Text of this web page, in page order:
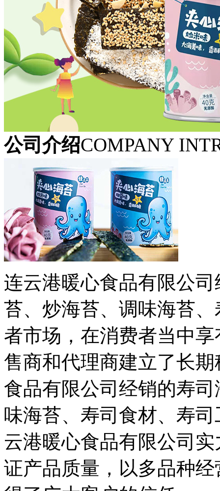
公司介绍COMPANY
连云港暖心食品有限公
苔、炒海苔、调味海苔
者市场，在消费者当中
售商和代理商建立了长
食品有限公司经销的寿
味海苔、寿司食材、寿
云港暖心食品有限公司
证产品质量，以多品种